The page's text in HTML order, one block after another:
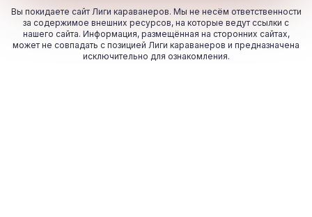
Вы покидаете сайт Лиги караванеров. Мы не несём ответственности
за содержимое внешних ресурсов, на которые ведут ссылки с
нашего сайта. Информация, размещённая на сторонних сайтах,
может не совпадать с позицией Лиги караванеров и предназначена
исключительно для ознакомления.